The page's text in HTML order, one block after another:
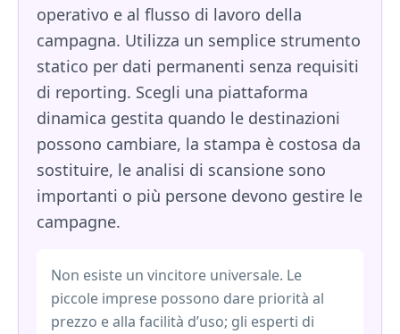
operativo e al flusso di lavoro della
campagna. Utilizza un semplice strumento
statico per dati permanenti senza requisiti
di reporting. Scegli una piattaforma
dinamica gestita quando le destinazioni
possono cambiare, la stampa è costosa da
sostituire, le analisi di scansione sono
importanti o più persone devono gestire le
campagne.
Non esiste un vincitore universale. Le
piccole imprese possono dare priorità al
prezzo e alla facilità d’uso; gli esperti di